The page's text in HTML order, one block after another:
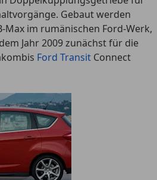
Gebaut werden
Max im rumänischen Ford-Werk,
Jahr 2009 zunächst für die
Ford Transit Connect